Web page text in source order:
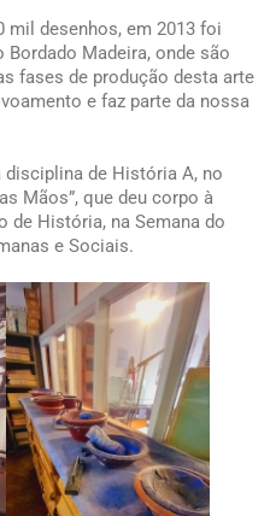
mil desenhos, em 2013 foi
Madeira, onde são
fases de produção desta arte
e faz parte da nossa
de História A, no
Mãos”, que deu corpo à
de História, na Semana do
e Sociais.